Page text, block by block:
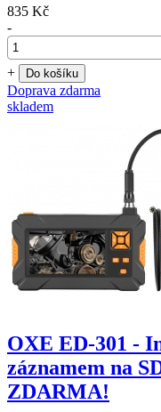
835 Kč
-
+ Do košíku
Doprava zdarma
skladem
OXE ED-301 -
záznamem na
ZDARMA!